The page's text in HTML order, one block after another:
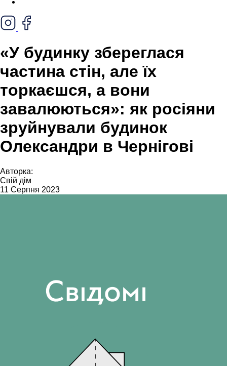
«У будинку збереглася
частина стін, але їх
торкаєшся, а вони
завалюються»: як росіяни
зруйнували будинок
Олександри в Чернігові
Авторка:
Свій дім
11 Серпня 2023